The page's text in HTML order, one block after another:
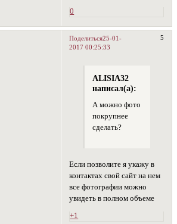
0
Поделиться 5
25-01-
2017 00:25:33
ALISIA32
написал(а):
А можно фото
покрупнее
сделать?
Если позволите я укажу в
контактах свой сайт на нем
все фотографии можно
увидеть в полном объеме
+1